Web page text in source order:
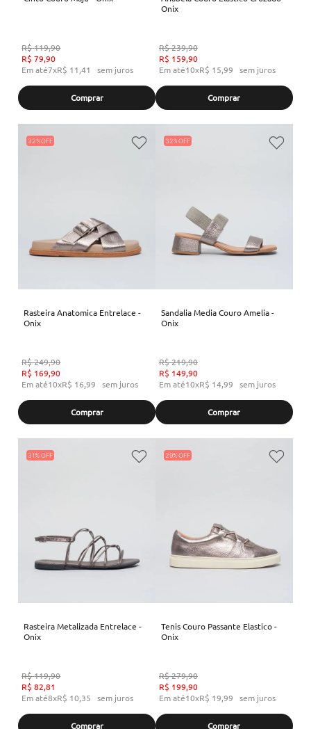
R$119,90
R$ 79,90
Em até7xR$ 11,41 sem juros
Comprar
Onix
R$239,90
R$ 159,90
Em até10xR$ 15,99 sem juros
Comprar
32%
Rasteira Anatomica Entrelace -
Onix
R$249,90
R$ 169,90
Em até10xR$ 16,99 sem juros
Comprar
32%
Sandalia Media Couro Amelia -
Onix
R$219,90
R$ 149,90
Em até10xR$ 14,99 sem juros
Comprar
31%
Rasteira Metalizada Entrelace -
Onix
R$119,90
R$ 82,81
Em até8xR$ 10,35 sem juros
Comprar
29%
Tenis Couro Passante Elastico -
Onix
R$279,90
R$ 199,90
Em até10xR$ 19,99 sem juros
Comprar